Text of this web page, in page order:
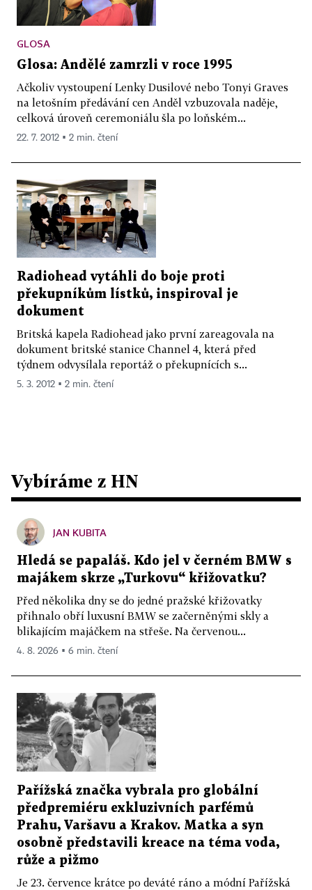
GLOSA
Glosa: Andělé zamrzli v roce 1995
Ačkoliv vystoupení Lenky Dusilové nebo Tonyi Graves
na letošním předávání cen Anděl vzbuzovala naděje,
celková úroveň ceremoniálu šla po loňském...
22. 7. 2012 ▪ 2 min. čtení
Radiohead vytáhli do boje proti
překupníkům lístků, inspiroval je
dokument
Britská kapela Radiohead jako první zareagovala na
dokument britské stanice Channel 4, která před
týdnem odvysílala reportáž o překupnících s...
5. 3. 2012 ▪ 2 min. čtení
Vybíráme z HN
JAN KUBITA
Hledá se papaláš. Kdo jel v černém BMW s
majákem skrze „Turkovu“ křižovatku?
Před několika dny se do jedné pražské křižovatky
přihnalo obří luxusní BMW se začerněnými skly a
blikajícím majáčkem na střeše. Na červenou...
4. 8. 2026 ▪ 6 min. čtení
Pařížská značka vybrala pro globální
předpremiéru exkluzivních parfémů
Prahu, Varšavu a Krakov. Matka a syn
osobně představili kreace na téma voda,
růže a pižmo
Je 23. července krátce po deváté ráno a módní Pařížská